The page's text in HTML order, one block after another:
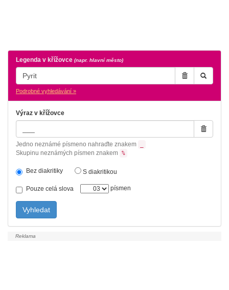
Legenda v křížovce (napr. hlavní město)
Podrobné vyhledávání »
Výraz v křížovce
Jedno neznámé písmeno nahraďte znakem
Skupinu neznámých písmen znakem %
Bez diakritiky S diakritikou
Pouze celá slova písmen
Vyhledat